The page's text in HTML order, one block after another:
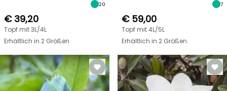
20
€ 39,20
Topf mit 3L/4L
Erhältlich in 2 Größen
7
€ 59,00
Topf mit 4L/5L
Erhältlich in 2 Größen